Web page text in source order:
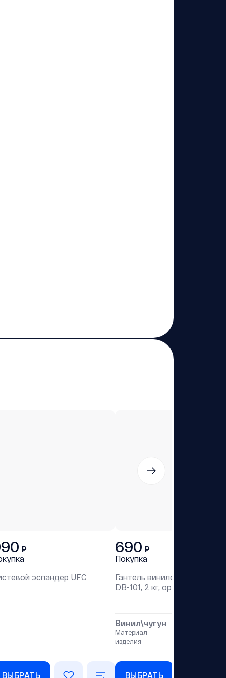
₽
эспандер UFC
ВЫБРАТЬ
690 ₽
Покупка
Гантель виниловая STARFIT
DB-101, 2 кг, оранжевый
Винил\чугун
Материал
изделия
ВЫБРАТЬ